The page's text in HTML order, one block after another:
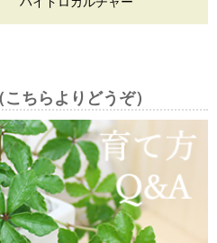
ちらよりどうぞ）